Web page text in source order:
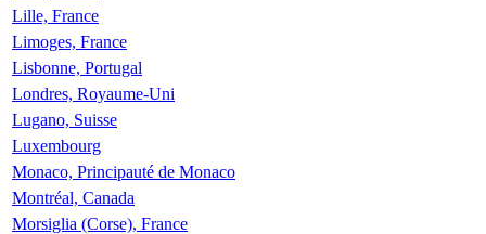
Lille, France
Limoges, France
Lisbonne, Portugal
Londres, Royaume-Uni
Lugano, Suisse
Luxembourg
Monaco, Principauté de Monaco
Montréal, Canada
Morsiglia (Corse), France